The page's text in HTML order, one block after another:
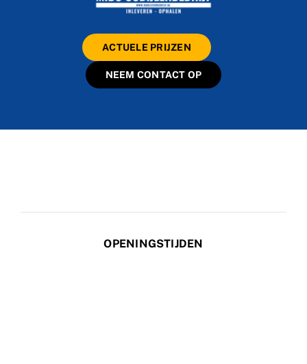
ACTUELE PRIJZEN
NEEM CONTACT OP
OPENINGSTIJDEN